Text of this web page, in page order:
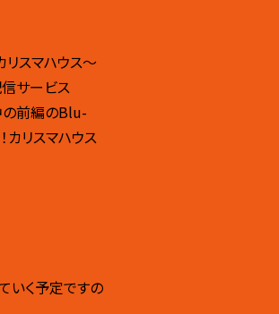
スマハウス～
サービス
の前編のBlu-
カリスマハウス
いく予定ですの